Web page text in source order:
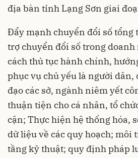
địa bàn tỉnh Lạng Sơn giai
Đẩy mạnh chuyển đổi số tổng
trợ chuyển đổi số trong doanh
cách thủ tục hành chính,
phục vụ chủ yếu là người dân,
đạo các sở, ngành niêm yết
thuận tiện cho cá nhân, tổ
cận; Thực hiện hệ thống hóa,
dữ liệu về các quy hoạch; môi
tầng kỹ thuật; quy định pháp